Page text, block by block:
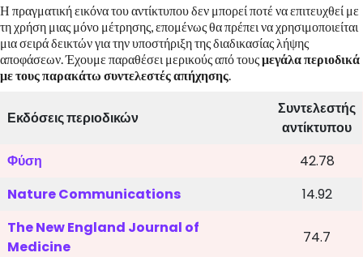
Η πραγματική εικόνα του αντίκτυπου δεν μπορεί ποτέ να επιτευχθεί με
τη χρήση μιας μόνο μέτρησης, επομένως θα πρέπει να χρησιμοποιείται
μια σειρά δεικτών για την υποστήριξη της διαδικασίας λήψης
αποφάσεων. Έχουμε παραθέσει μερικούς από τουςμεγάλα περιοδικά
με τους παρακάτω συντελεστές απήχησης
Εκδόσεις περιοδικών
Συντελεστής
αντίκτυπου
Φύση
42.78
Nature Communications
14.92
The New England Journal of
Medicine
74.7